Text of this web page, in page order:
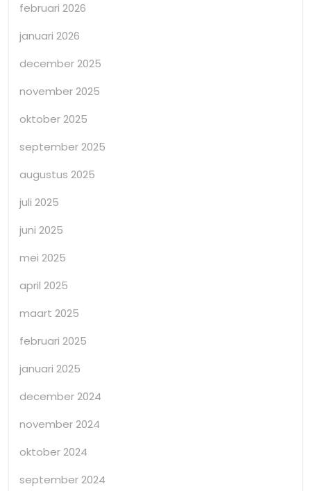
februari 2026
januari 2026
december 2025
november 2025
oktober 2025
september 2025
augustus 2025
juli 2025
juni 2025
mei 2025
april 2025
maart 2025
februari 2025
januari 2025
december 2024
november 2024
oktober 2024
september 2024